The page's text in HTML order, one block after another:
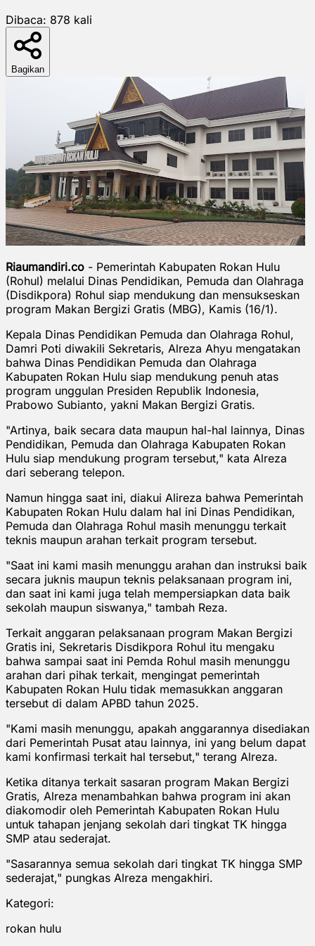
Dibaca: 878 kali
Bagikan
Riaumandiri.co - Pemerintah Kabupaten Rokan Hulu
(Rohul) melalui Dinas Pendidikan, Pemuda dan Olahraga
(Disdikpora) Rohul siap mendukung dan mensukseskan
program Makan Bergizi Gratis (MBG), Kamis (16/1).
Kepala Dinas Pendidikan Pemuda dan Olahraga Rohul,
Damri Poti diwakili Sekretaris, Alreza Ahyu mengatakan
bahwa Dinas Pendidikan Pemuda dan Olahraga
Kabupaten Rokan Hulu siap mendukung penuh atas
program unggulan Presiden Republik Indonesia,
Prabowo Subianto, yakni Makan Bergizi Gratis.
"Artinya, baik secara data maupun hal-hal lainnya, Dinas
Pendidikan, Pemuda dan Olahraga Kabupaten Rokan
Hulu siap mendukung program tersebut," kata Alreza
dari seberang telepon.
Namun hingga saat ini, diakui Alireza bahwa Pemerintah
Kabupaten Rokan Hulu dalam hal ini Dinas Pendidikan,
Pemuda dan Olahraga Rohul masih menunggu terkait
teknis maupun arahan terkait program tersebut.
"Saat ini kami masih menunggu arahan dan instruksi baik
secara juknis maupun teknis pelaksanaan program ini,
dan saat ini kami juga telah mempersiapkan data baik
sekolah maupun siswanya," tambah Reza.
Terkait anggaran pelaksanaan program Makan Bergizi
Gratis ini, Sekretaris Disdikpora Rohul itu mengaku
bahwa sampai saat ini Pemda Rohul masih menunggu
arahan dari pihak terkait, mengingat pemerintah
Kabupaten Rokan Hulu tidak memasukkan anggaran
tersebut di dalam APBD tahun 2025.
"Kami masih menunggu, apakah anggarannya disediakan
dari Pemerintah Pusat atau lainnya, ini yang belum dapat
kami konfirmasi terkait hal tersebut," terang Alreza.
Ketika ditanya terkait sasaran program Makan Bergizi
Gratis, Alreza menambahkan bahwa program ini akan
diakomodir oleh Pemerintah Kabupaten Rokan Hulu
untuk tahapan jenjang sekolah dari tingkat TK hingga
SMP atau sederajat.
"Sasarannya semua sekolah dari tingkat TK hingga SMP
sederajat," pungkas Alreza mengakhiri.
Kategori:
rokan hulu